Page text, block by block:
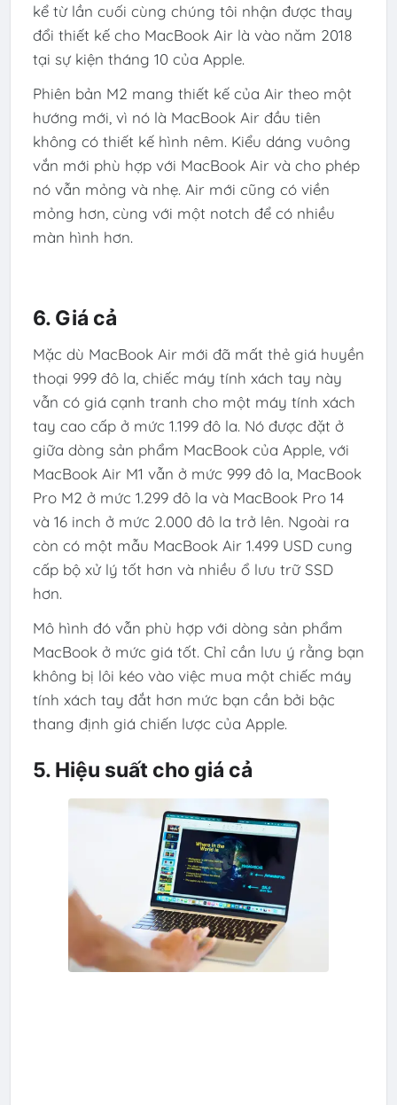
kể từ lần cuối cùng chúng tôi nhận được thay
đổi thiết kế cho MacBook Air là vào năm 2018
tại sự kiện tháng 10 của Apple.
Phiên bản M2 mang thiết kế của Air theo một
hướng mới, vì nó là MacBook Air đầu tiên
không có thiết kế hình nêm. Kiểu dáng vuông
vắn mới phù hợp với MacBook Air và cho phép
nó vẫn mỏng và nhẹ. Air mới cũng có viền
mỏng hơn, cùng với một notch để có nhiều
màn hình hơn.
6. Giá cả
Mặc dù MacBook Air mới đã mất thẻ giá huyền
thoại 999 đô la, chiếc máy tính xách tay này
vẫn có giá cạnh tranh cho một máy tính xách
tay cao cấp ở mức 1.199 đô la. Nó được đặt ở
giữa dòng sản phẩm MacBook của Apple, với
MacBook Air M1 vẫn ở mức 999 đô la, MacBook
Pro M2 ở mức 1.299 đô la và MacBook Pro 14
và 16 inch ở mức 2.000 đô la trở lên. Ngoài ra
còn có một mẫu MacBook Air 1.499 USD cung
cấp bộ xử lý tốt hơn và nhiều ổ lưu trữ SSD
hơn.
Mô hình đó vẫn phù hợp với dòng sản phẩm
MacBook ở mức giá tốt. Chỉ cần lưu ý rằng bạn
không bị lôi kéo vào việc mua một chiếc máy
tính xách tay đắt hơn mức bạn cần bởi bậc
thang định giá chiến lược của Apple.
5. Hiệu suất cho giá cả